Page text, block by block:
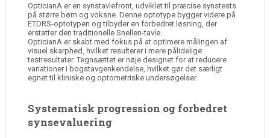
OpticianA er en synstavlefront, udviklet til præcise synstests
på større børn og voksne. Denne optotype bygger videre på
ETDRS-optotypen og tilbyder en forbedret løsning, der
erstatter den traditionelle Snellen-tavle.
OpticianA er skabt med fokus på at optimere målingen af
visuel skarphed, hvilket resulterer i mere pålidelige
testresultater. Tegnsættet er nøje designet for at reducere
variationer i bogstavgenkendelse, hvilket gør det særligt
egnet til kliniske og optometriske undersøgelser.
Systematisk progression og forbedret
synsevaluering